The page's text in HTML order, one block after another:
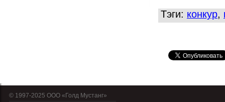
Тэги: конкур,
© 1997-2025 OOO «Голд Мустанг»